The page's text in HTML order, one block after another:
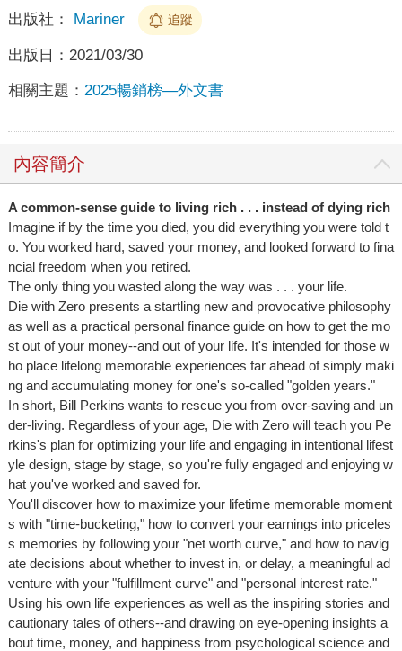
出版社： Mariner 追蹤
出版日： 2021/03/30
相關主題： 2025暢銷榜—外文書
內容簡介
A common-sense guide to living rich . . . instead of dying rich
Imagine if by the time you died, you did everything you were told t
o. You worked hard, saved your money, and looked forward to fina
ncial freedom when you retired.
The only thing you wasted along the way was . . . your life.
Die with Zero presents a startling new and provocative philosophy
as well as a practical personal finance guide on how to get the mo
st out of your money--and out of your life. It's intended for those w
ho place lifelong memorable experiences far ahead of simply maki
ng and accumulating money for one's so-called "golden years."
In short, Bill Perkins wants to rescue you from over-saving and un
der-living. Regardless of your age, Die with Zero will teach you Pe
rkins's plan for optimizing your life and engaging in intentional lifest
yle design, stage by stage, so you're fully engaged and enjoying w
hat you've worked and saved for.
You'll discover how to maximize your lifetime memorable moment
s with "time-bucketing," how to convert your earnings into priceles
s memories by following your "net worth curve," and how to navig
ate decisions about whether to invest in, or delay, a meaningful ad
venture with your "fulfillment curve" and "personal interest rate."
Using his own life experiences as well as the inspiring stories and
cautionary tales of others--and drawing on eye-opening insights a
bout time, money, and happiness from psychological science and